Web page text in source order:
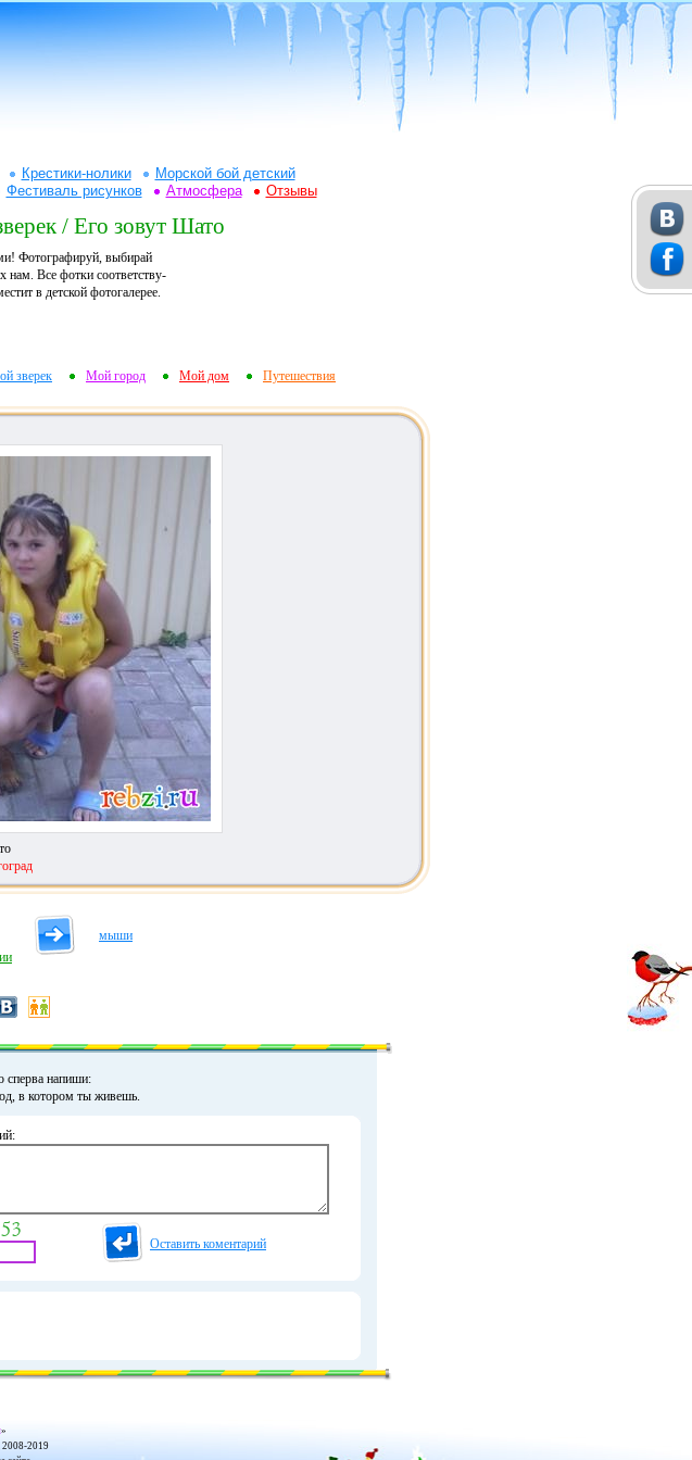
Крестики-нолики
Морской бой детский
Фестиваль рисунков Атмосфера Отзывы
/ Его зовут Шато
Фотографируй, выбирай
нам. Все фотки соответству-
в детской фотогалерее.
зверек Мой город Мой дом Путешествия
мыши
сперва напиши:
в котором ты живешь.
Оставить коментарий
»
2008-2019